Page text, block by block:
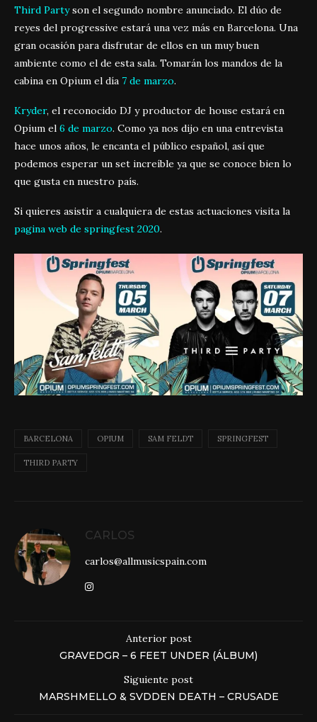
Third Partyson el segundo nombre anunciado. El dúo de
reyes del progressive estará una vez más en Barcelona. Una
gran ocasión para disfrutar de ellos en un muy buen
ambiente como el de esta sala. Tomarán los mandos de la
cabina en Opium el día 7 de marzo.
Kryder, el reconocido DJ y productor de house estará en
Opium el 6 de marzo. Como ya nos dijo en una entrevista
hace unos años, le encanta el público español, así que
podemos esperar un set increíble ya que se conoce bien lo
que gusta en nuestro país.
Si quieres asistir a cualquiera de estas actuaciones visita la
pagina web de springfest 2020.
BARCELONA OPIUM SAM FELDT SPRINGFEST
THIRD PARTY
CARLOS
carlos@allmusicspain.com
Anterior post
GRAVEDGR – 6 FEET UNDER (ÁLBUM)
Siguiente post
MARSHMELLO & SVDDEN DEATH – CRUSADE